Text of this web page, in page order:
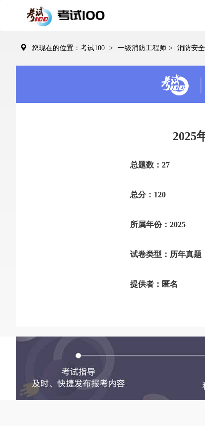
您现在的位置：考试100 > 一级消防工程师 > 消防安
2025
总题数：27
总分：120
所属年份：2025
试卷类型：历年真题
提供者：匿名